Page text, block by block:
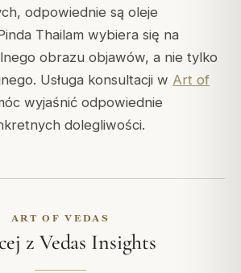
odpowiednie są oleje
Thailam wybiera się na
obrazu objawów, a nie tylko
Usługa konsultacji w Art of
wyjaśnić odpowiednie
dolegliwości.
ART OF VEDAS
z Vedas Insights